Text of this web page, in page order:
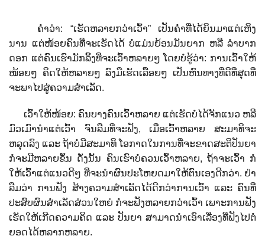
ຄຳ​ວ່າ: ​​​ “ເຮັດ​ຫລາຍ​ກວ່າ​ເວົ້າ” ​ເປັນຄຳ​ທີ່​ໄດ້​ຍິນ​ມາ​ແຕ່​​ເຫິງ​
ນານ ​ແຕ່ໜ້ອຍ​ຄົນ​ທີ່​ຈະ​ເຮັດ​ໄດ້ ບໍ່​ແມ່ນ​ຍ້ອນ​ມັນ​ຍາກ​ ຫລື ລໍາບາກ​
ດອກ ​ແຕ່​ຄົນ​ເຮົາ​ມັກ​ລຶ້ງ​ທີ່​ຈະ​ເວົ້າ​ຫລາຍໆ ​ໂດຍ​ບໍ່​ຮູ້​ວ່າ: ການ​ເວົ້າ​ໃຫ້​
ໜ້ອຍໆ ຄິດ​ໃຫ້​ຫລາຍໆ ລົງ​ມື​ເຮັດ​ເລື້ອຍໆ ​ເປັນ​ຫົນທາງ​ທີ່​ດີ​ທີ່​ສຸດ​ທີ່
ຈະ​ພາ​​ໄປ​ສູ່​ຄວາມ​ສໍາ​ເລັດ.
ເວົ້າ​ໃຫ້​ໜ້ອຍ: ຄົນ​ບາງ​ຄົນ​ເວົ້າ​ຫລາຍ ​ແຕ່​ເຮັດ​ບໍ່​ໄດ້​ຈັກ​ແນວ ຫລື
ມົວ​ເມົາ​ນຳ​ແຕ່​ເວົ້າ ຈົນ​ລື​ມທີ່​ຈະ​ຟັງ, ​ເມື່ອ​ເວົ້າ​ຫລາຍ ສະມາທິ​ຈະ​
ຫລຸດ​ລົງ ​ແລະ ​ຖ້າ​ບໍ່​ມີ​ສະມາທິ ​ໂອກາດ​ໃນ​ການ​ທີ່​ຈະ​ຂາດ​ສະຕິ​ປັນຍາ
ກໍ​ຈະ​ມີ​ຫລາຍ​ຂຶ້ນ ດັ່ງ​ນັ້ນ ຄົນ​ເຮົາ​ບໍ່​ຄວນ​ເວົ້າ​ຫລາຍ, ຖ້າ​ຈະ​ເວົ້າ ກໍ​
ໃຫ້​ເວົ້າ​ແຕ່​ແນວ​ດີໆ ທີ່​ຈະ​ນຳ​ຜົນ​ປະ​ໂຫຍ​ດມາ​ໃຫ້​ຕົນ​ເອງ​ດີກ​ວ່າ. ຢ່າ​
ລືມ​ວ່າ ການ​ຟັງ ສ້າງ​ຄວາມ​ສຳ​ເລັດ​ໄດ້​ດີກ​ວ່າການ​ເວົ້າ ​ແລະ ຄົນ​ທີ່​
ປະສົບ​ຜົນສຳ​ເລັດ​ສ່ວນ​ໃຫຍ່ ກໍ​ຈະ​ຟັງ​ຫລາຍ​ກວ່າ​ເວົ້າ ​ເພາະ​ການ​ຟັງ​
ເຮັດ​ໃຫ້​ເກີດ​ຄວາມ​ຄິດ ​ແລ​ະ ປັນຍາ ສາມາດ​ນຳ​ເອົາ​ເລື່ອງ​ທີ່​ຟັງ​ໄປ​ຕໍ່​
ຍອດ​ໄດ້​ຫລາກ​ຫລາຍ.